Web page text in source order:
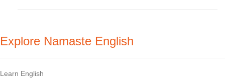
Explore Namaste English
Learn English